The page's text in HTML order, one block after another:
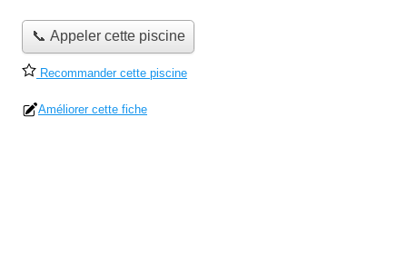
📞 Appeler cette piscine
Recommander cette piscine
Améliorer cette fiche